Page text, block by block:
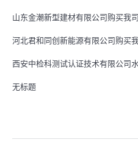
山东金潮新型建材有限公司购买我
河北君和同创新能源有限公司购买
西安中检科测试认证技术有限公司
无标题